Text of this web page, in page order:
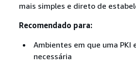
mais simples e direto de
Recomendado para:
Ambientes em que uma PKI
necessária